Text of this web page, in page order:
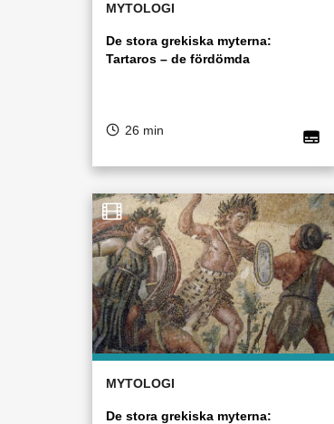
MYTOLOGI
De stora grekiska myterna:
Tartaros – de fördömda
26 min
MYTOLOGI
De stora grekiska myterna: